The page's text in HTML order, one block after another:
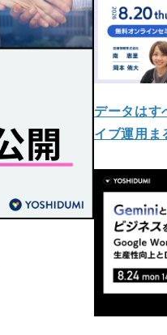
データはす
イブ運用ま